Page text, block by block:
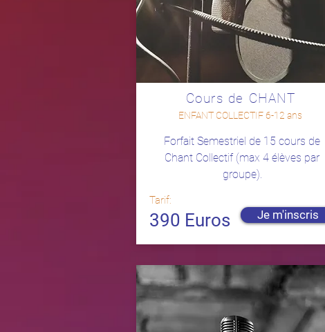
Cours de CHANT
ENFANT COLLECTIF 6-12 ans
Forfait Semestriel de 15 cours de
Chant Collectif (max 4 élèves par
groupe).
Tarif:
390 Euros Je m'inscris